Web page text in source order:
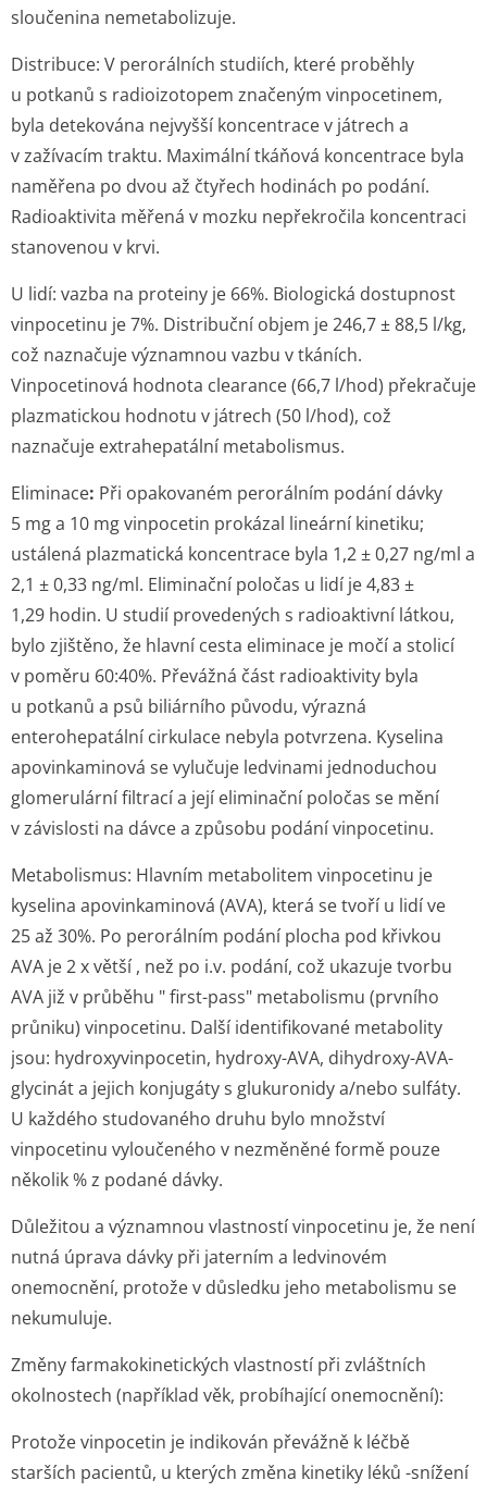
sloučenina nemetabolizuje.
Distribuce: V perorálních studiích, které proběhly
u potkanů s radioizotopem značeným vinpocetinem,
byla detekována nejvyšší koncentrace v játrech a
v zažívacím traktu. Maximální tkáňová koncentrace byla
naměřena po dvou až čtyřech hodinách po podání.
Radioaktivita měřená v mozku nepřekročila koncentraci
stanovenou v krvi.
U lidí: vazba na proteiny je 66%. Biologická dostupnost
vinpocetinu je 7%. Distribuční objem je 246,7 ± 88,5 l/kg,
což naznačuje významnou vazbu v tkáních.
Vinpocetinová hodnota clearance (66,7 l/hod) překračuje
plazmatickou hodnotu v játrech (50 l/hod), což
naznačuje extrahepatální metabolismus.
Eliminace: Při opakovaném perorálním podání dávky
5 mg a 10 mg vinpocetin prokázal lineární kinetiku;
ustálená plazmatická koncentrace byla 1,2 ± 0,27 ng/ml a
2,1 ± 0,33 ng/ml. Eliminační poločas u lidí je 4,83 ±
1,29 hodin. U studií provedených s radioaktivní látkou,
bylo zjištěno, že hlavní cesta eliminace je močí a stolicí
v poměru 60:40%. Převážná část radioaktivity byla
u potkanů a psů biliárního původu, výrazná
enterohepatální cirkulace nebyla potvrzena. Kyselina
apovinkaminová se vylučuje ledvinami jednoduchou
glomerulární filtrací a její eliminační poločas se mění
v závislosti na dávce a způsobu podání vinpocetinu.
Metabolismus: Hlavním metabolitem vinpocetinu je
kyselina apovinkaminová (AVA), která se tvoří u lidí ve
25 až 30%. Po perorálním podání plocha pod křivkou
AVA je 2 x větší , než po i.v. podání, což ukazuje tvorbu
AVA již v průběhu " first-pass" metabolismu (prvního
průniku) vinpocetinu. Další identifikované metabolity
jsou: hydroxyvinpocetin, hydroxy-AVA, dihydroxy-AVA-
glycinát a jejich konjugáty s glukuronidy a/nebo sulfáty.
U každého studovaného druhu bylo množství
vinpocetinu vyloučeného v nezměněné formě pouze
několik % z podané dávky.
Důležitou a významnou vlastností vinpocetinu je, že není
nutná úprava dávky při jaterním a ledvinovém
onemocnění, protože v důsledku jeho metabolismu se
nekumuluje.
Změny farmakokinetických vlastností při zvláštních
okolnostech (například věk, probíhající onemocnění):
Protože vinpocetin je indikován převážně k léčbě
starších pacientů, u kterých změna kinetiky léků -snížení